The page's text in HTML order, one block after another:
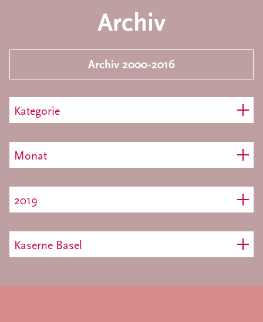
Archiv
Archiv 2000-2016
Kategorie
Monat
2019
Kaserne Basel